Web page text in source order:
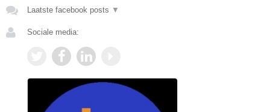
Laatste facebook posts ▼
Sociale media: